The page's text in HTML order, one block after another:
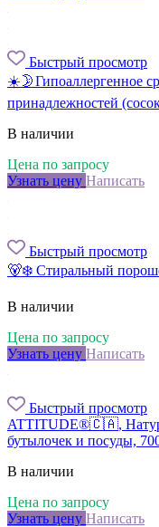
Быстрый просмотр
☀️🌛Гипоаллергенное
принадлежностей
В наличии
Цена по запросу
Узнать цену Написать
Быстрый просмотр
🐻‍❄️ Стиральный
В наличии
Цена по запросу
Узнать цену Написать
Быстрый просмотр
ATTITUDE®🇨🇦,
бутылочек и посуды,
В наличии
Цена по запросу
Узнать цену Написать